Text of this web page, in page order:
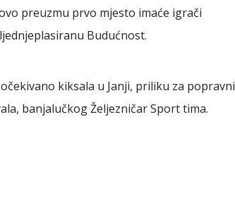
preuzmu prvo mjesto imaće igrači
Budućnost.
kiksala u Janji, priliku za popravni
banjalučkog Željezničar Sport tima.